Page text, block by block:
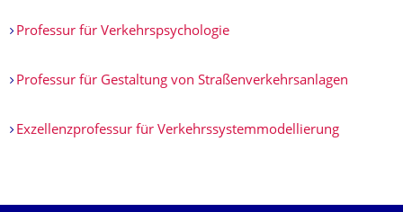
Professur für Verkehrspsycho­logie
Professur für Gestaltung von Straßenverkehrs­anlagen
Exzellenzprofessur für Verkehrssystemmodellierung